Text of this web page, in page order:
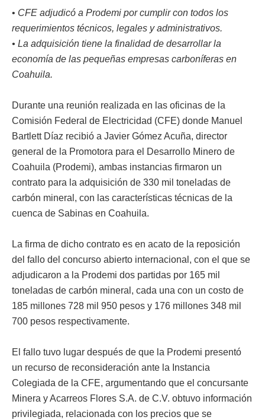
• CFE adjudicó a Prodemi por cumplir con todos los
requerimientos técnicos, legales y administrativos.
• La adquisición tiene la finalidad de desarrollar la
economía de las pequeñas empresas carboníferas en
Coahuila.
Durante una reunión realizada en las oficinas de la
Comisión Federal de Electricidad (CFE) donde Manuel
Bartlett Díaz recibió a Javier Gómez Acuña, director
general de la Promotora para el Desarrollo Minero de
Coahuila (Prodemi), ambas instancias firmaron un
contrato para la adquisición de 330 mil toneladas de
carbón mineral, con las características técnicas de la
cuenca de Sabinas en Coahuila.
La firma de dicho contrato es en acato de la reposición
del fallo del concurso abierto internacional, con el que se
adjudicaron a la Prodemi dos partidas por 165 mil
toneladas de carbón mineral, cada una con un costo de
185 millones 728 mil 950 pesos y 176 millones 348 mil
700 pesos respectivamente.
El fallo tuvo lugar después de que la Prodemi presentó
un recurso de reconsideración ante la Instancia
Colegiada de la CFE, argumentando que el concursante
Minera y Acarreos Flores S.A. de C.V. obtuvo información
privilegiada, relacionada con los precios que se